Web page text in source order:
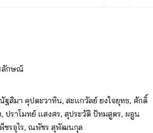
ลักษณ์
สิมา คุปตะวาทิน, สะแกวัลย์ ยงใจยุทธ, ศักดิ์
ราโมทย์ แสงศร, สุประวัติ ปัทมสูตร, ผอูน
พ็ชรอุไร, ณพัชร สุพัฒนกุล